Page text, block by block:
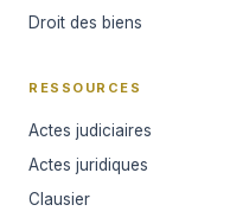
Droit des biens
RESSOURCES
Actes judiciaires
Actes juridiques
Clausier